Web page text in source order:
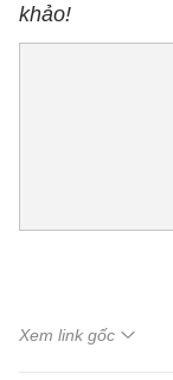
khảo!
Xem link gốc